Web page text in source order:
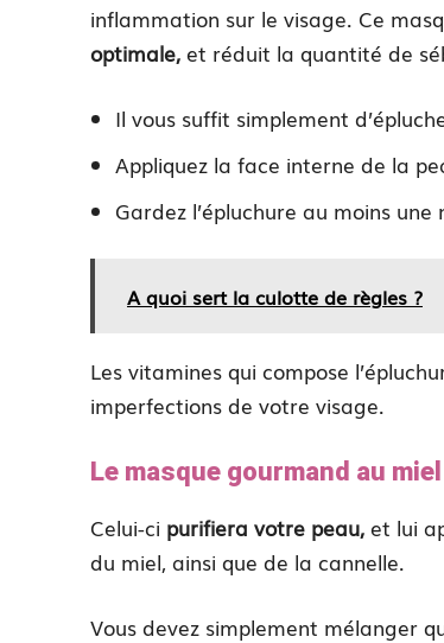
inflammation sur le visage. Ce
optimale, et réduit la quantité de
Il vous suffit simplement
Appliquez la face interne de la
Gardez l’épluchure au moins
A quoi sert la culotte de règles ?
Les vitamines qui compose
imperfections de votre visage.
Le masque gourmand au miel
Celui-ci purifiera votre peau, et lui
du miel, ainsi que de la cannelle.
Vous devez simplement mélanger